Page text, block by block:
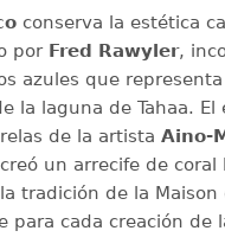
conserva la estética
por Fred Rawyler,
azules que
la laguna de Tahaa. El
de la artista Aino-
un arrecife de coral
tradición de la Maison
para cada creación de